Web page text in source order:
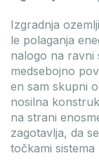
Izgradnja
le polaganja
nalogo na ravni
medsebojno
en sam skupni
nosilna
na strani
zagotavlja, da
točkami